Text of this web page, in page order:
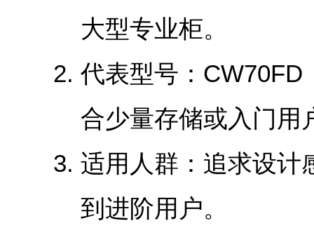
大型专业柜。
代表型号‌：CW70FD
合少量存储或入门用
适用人群‌：追求设计
到进阶用户。